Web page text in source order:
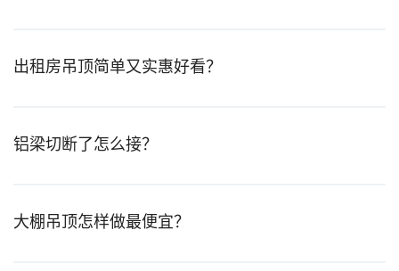
出租房吊顶简单又实惠好看？
铝梁切断了怎么接？
大棚吊顶怎样做最便宜？